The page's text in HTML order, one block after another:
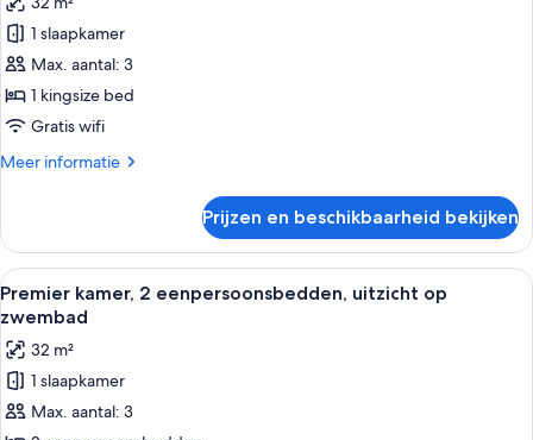
voor
Premier
kamer,
1
kingsize
uitzicht
laden
1 slaapkamer
Max. aantal: 3
1 kingsize bed
Gratis wifi
Meer informatie
Meer
kamer,
kingsize
bed,
op
zwembad
Prijzen en beschikbaarheid bekijken
Alle
foto's
voor
Premier
kamer,
2
Een moderne hotelkamer met twee
8
Premier kamer, 2 eenpersoonsbedden, uitzicht op
zwembad
32 m²
1 slaapkamer
Max. aantal: 3